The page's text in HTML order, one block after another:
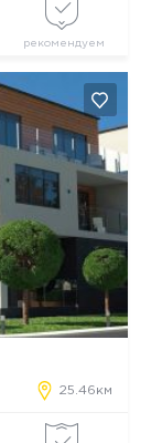
рекомендуем
25.46км